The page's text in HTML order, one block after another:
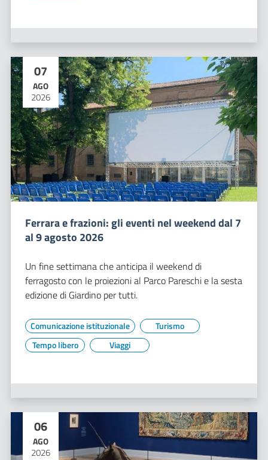
07
AGO
2026
Ferrara e frazioni: gli eventi nel weekend dal 7
al 9 agosto 2026
Un fine settimana che anticipa il weekend di
ferragosto con le proiezioni al Parco Pareschi e la sesta
edizione di Giardino per tutti.
Comunicazione istituzionale
Turismo
Tempo libero
Viaggi
06
AGO
2026